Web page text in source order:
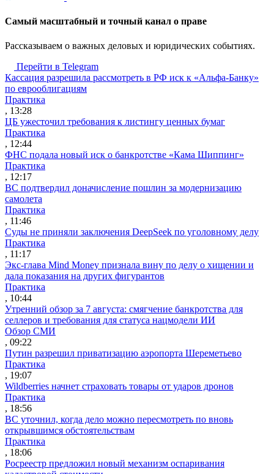
Cамый масштабный и точный канал о праве
Рассказываем о важных деловых и юридических событиях.
Перейти в Telegram
Кассация разрешила рассмотреть в РФ иск к «Альфа-Банку»
по еврооблигациям
Практика
, 13:28
ЦБ ужесточил требования к листингу ценных бумаг
Практика
, 12:44
ФНС подала новый иск о банкротстве «Кама Шиппинг»
Практика
, 12:17
ВС подтвердил доначисление пошлин за модернизацию
самолета
Практика
, 11:46
Суды не приняли заключения DeepSeek по уголовному делу
Практика
, 11:17
Экс-глава Mind Money признала вину по делу о хищении и
дала показания на других фигурантов
Практика
, 10:44
Утренний обзор за 7 августа: смягчение банкротства для
селлеров и требования для статуса нацмодели ИИ
Обзор СМИ
, 09:22
Путин разрешил приватизацию аэропорта Шереметьево
Практика
, 19:07
Wildberries начнет страховать товары от ударов дронов
Практика
, 18:56
ВС уточнил, когда дело можно пересмотреть по вновь
открывшимся обстоятельствам
Практика
, 18:06
Росреестр предложил новый механизм оспаривания